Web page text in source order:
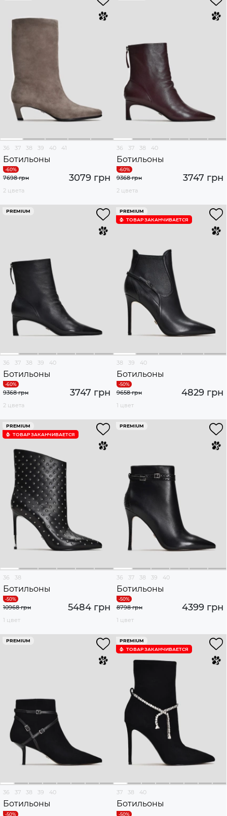
36 37 38 39 40 41
Ботильоны
3079 грн
7698 грн
2 цвета
36 37 38 40
Ботильоны
3747 грн
9368 грн
2 цвета
PREMIUM
36 37 38 39 40
Ботильоны
3747 грн
9368 грн
2 цвета
PREMIUM
ТОВАР ЗАКАНЧИВАЕТСЯ
38 39 40
Ботильоны
4829 грн
9658 грн
1 цвет
PREMIUM
ТОВАР ЗАКАНЧИВАЕТСЯ
36 38
Ботильоны
5484 грн
10968 грн
1 цвет
PREMIUM
36 37 38 39 40
Ботильоны
4399 грн
8798 грн
1 цвет
PREMIUM
36 37 38 39 40
Ботильоны
PREMIUM
ТОВАР ЗАКАНЧИВАЕТСЯ
37 38 40
Ботильоны